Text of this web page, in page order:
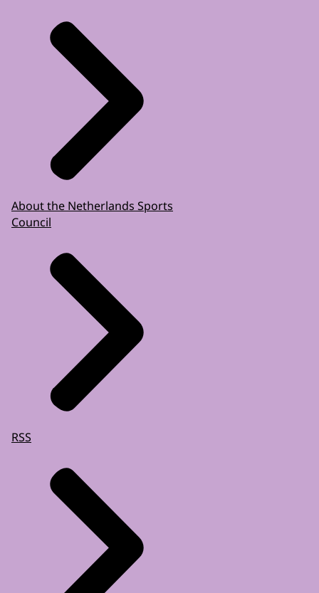
About the Netherlands Sports
Council
RSS